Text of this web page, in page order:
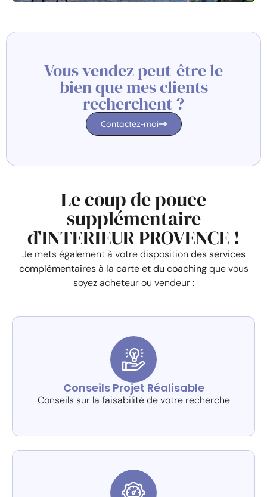
Vous vendez peut-être le
bien que mes clients
recherchent ?
Contactez-moi
Le coup de pouce
supplémentaire
d’INTERIEUR PROVENCE !
Je mets également à votre disposition des services
complémentaires à la carte et du coachingque vous
soyez acheteur ou vendeur :
Conseils Projet Réalisable
Conseils sur la faisabilité de votre recherche